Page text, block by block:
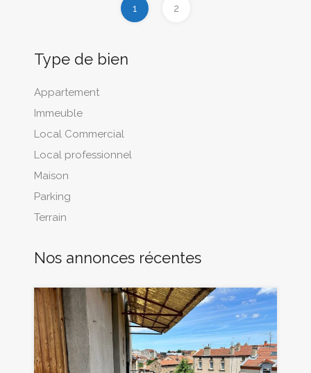
1 2
Type de bien
Appartement
Immeuble
Local Commercial
Local professionnel
Maison
Parking
Terrain
Nos annonces récentes